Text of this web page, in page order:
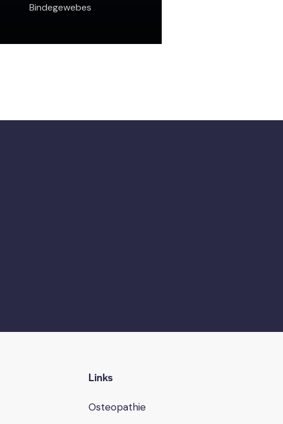
Bindegewebes
Links
Osteopathie